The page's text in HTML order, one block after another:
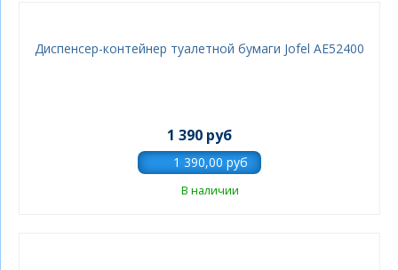
Диспенсер-контейнер туалетной бумаги Jofel AE52400
1 390 руб
В наличии